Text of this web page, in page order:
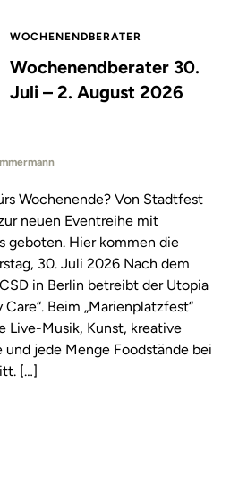
WOCHENENDBERATER
Wochenendberater 30.
Juli – 2. August 2026
Wochenende? Von Stadtfest
neuen Eventreihe mit
geboten. Hier kommen die
30. Juli 2026 Nach dem
in Berlin betreibt der Utopia
Beim „Marienplatzfest“
Live-Musik, Kunst, kreative
jede Menge Foodstände bei
[…]